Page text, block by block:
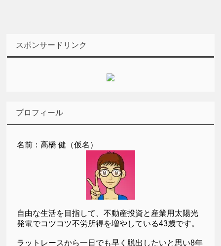
スポンサードリンク
プロフィール
名前：高橋 健（仮名）
自由な生活を目指して、不動産投資と産業用太陽光
発電でコツコツ不労所得を増やしている43歳です。
ラットレースから一日でも早く脱出したいと思い8年